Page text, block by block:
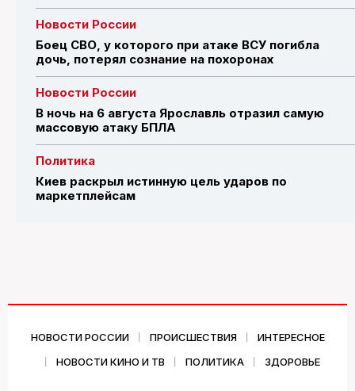
Новости России
Боец СВО, у которого при атаке ВСУ погибла
дочь, потерял сознание на похоронах
Новости России
В ночь на 6 августа Ярославль отразил самую
массовую атаку БПЛА
Политика
Киев раскрыл истинную цель ударов по
маркетплейсам
НОВОСТИ РОССИИ ПРОИСШЕСТВИЯ
ИНТЕРЕСНОЕ
НОВОСТИ КИНО И ТВ
ПОЛИТИКА ЗДОРОВЬЕ